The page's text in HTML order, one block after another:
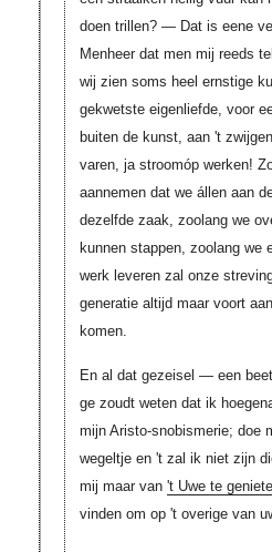
doen trillen? — Dat is eene
Menheer dat men mij reeds
wij zien soms heel ernstige
gekwetste eigenliefde, voor
buiten de kunst, aan 't
varen, ja stroomóp werken!
aannemen dat we állen aan
dezelfde zaak, zoolang we
kunnen stappen, zoolang we
werk leveren zal onze
generatie altijd maar voort
komen.
En al dat gezeisel — een
ge zoudt weten dat ik
mijn Aristo-snobismerie; doe
wegeltje en 't zal ik niet zijn
mij maar van 't Uwe te
vinden om op 't overige van